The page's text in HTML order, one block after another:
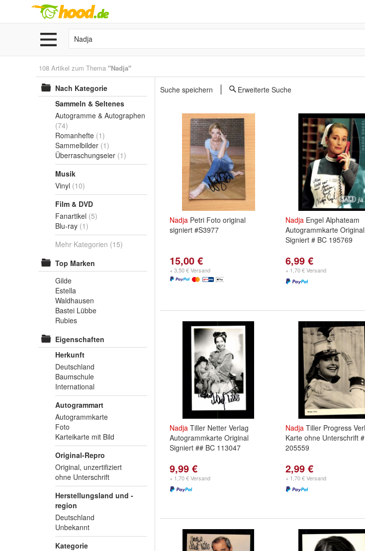
108 Artikel zum Thema "Nadja"
Nach Kategorie
Sammeln & Seltenes
Autogramme & Autographen
(74)
Romanhefte (1)
Sammelbilder (1)
Überraschungseier (1)
Musik
Vinyl (10)
Film & DVD
Fanartikel (5)
Blu-ray (1)
Mehr Kategorien (15)
Top Marken
Gilde
Estella
Waldhausen
Bastei Lübbe
Rubies
Eigenschaften
Herkunft
Deutschland
Baumschule
International
Autogrammart
Autogrammkarte
Foto
Karteikarte mit Bild
Original-Repro
Original, unzertifiziert
ohne Unterschrift
Herstellungsland und -
region
Deutschland
Unbekannt
Kategorie
Suche speichern Erweiterte Suche
Nadja Petri Foto original
signiert #S3977
15,00 €
+ 3,50 € Versand
Nadja Engel Alphateam
Autogrammkarte Original
Signiert # BC 195769
6,99 €
+ 1,70 € Versand
Nadja Tiller Netter Verlag
Autogrammkarte Original
Signiert ## BC 113047
9,99 €
+ 1,70 € Versand
Nadja Tiller Progress
Karte ohne Unterschrift
205559
2,99 €
+ 1,70 € Versand